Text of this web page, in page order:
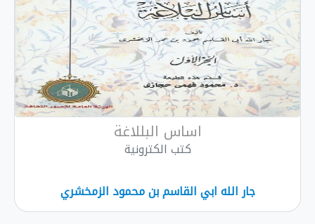
اساس البللاغة
كتب الكترونية
جار الله ابي القاسم بن محمود الزمخشري